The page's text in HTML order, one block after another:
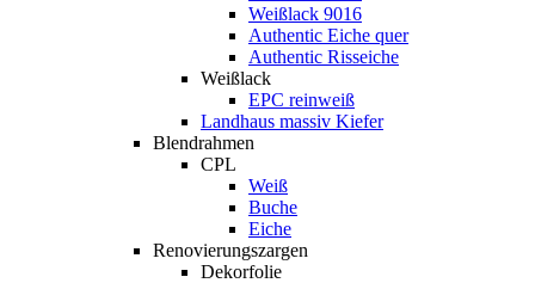
Weißlack 9016
Authentic Eiche quer
Authentic Risseiche
Weißlack
EPC reinweiß
Landhaus massiv Kiefer
Blendrahmen
CPL
Weiß
Buche
Eiche
Renovierungszargen
Dekorfolie